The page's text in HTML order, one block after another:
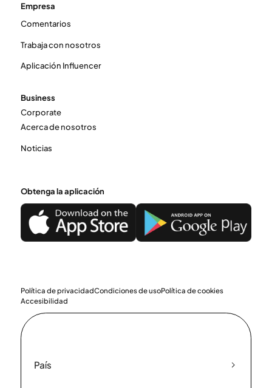
Empresa
Comentarios
Trabaja con nosotros
Aplicación Influencer
Business
Corporate
Acerca de nosotros
Noticias
Obtenga la aplicación
Política de privacidadCondiciones de usoPolítica de cookies
Accesibilidad
País